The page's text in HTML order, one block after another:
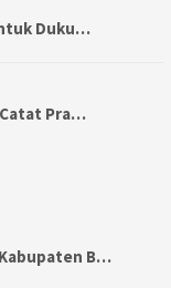
Duku…
Catat Pra…
B…